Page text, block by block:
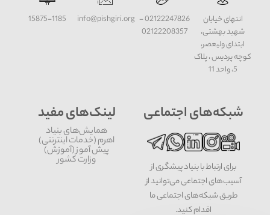
انتهای خیابان
شهید بهشتی،
ابتدای ولیعصر،
کوچه پردیس ، پلاک
5، واحد 11
02122247826 -
02122208357
info@pishgiri.org
15875-1185
شبکه‌های اجتماعی
برای ارتباط با بنیاد پیشگری از
آسیب‌های اجتماعی می‌توانید از
طریق شبکه‌‎های اجتماعی ما
اقدام کنید.
لینک‌های مفید
همایش‌های بنیاد
اهرم (خدمات اینترنتی)
پیش آموز (آموزش)
وزارت کشور